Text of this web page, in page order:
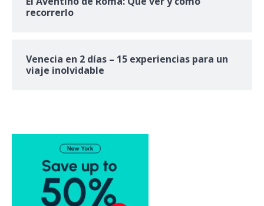
recorrerlo
Venecia en 2 días – 15 experiencias para un
viaje inolvidable